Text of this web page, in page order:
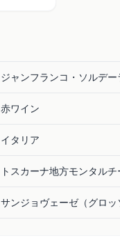
ジャンフランコ・ソルデー
赤ワイン
イタリア
トスカーナ地方モンタル
サンジョヴェーゼ（グロ